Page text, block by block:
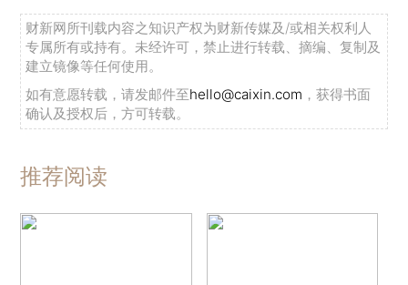
财新网所刊载内容之知识产权为财新传媒及/或相关权利人
专属所有或持有。未经许可，禁止进行转载、摘编、复制及
建立镜像等任何使用。
如有意愿转载，请发邮件至hello@caixin.com ，获得书面
确认及授权后，方可转载。
推荐阅读